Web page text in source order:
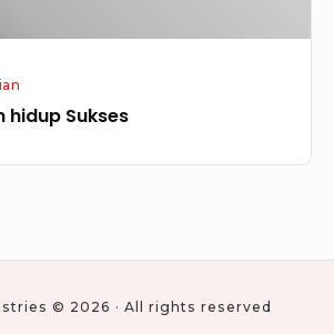
hidup Sukses
© 2026 · All rights reserved